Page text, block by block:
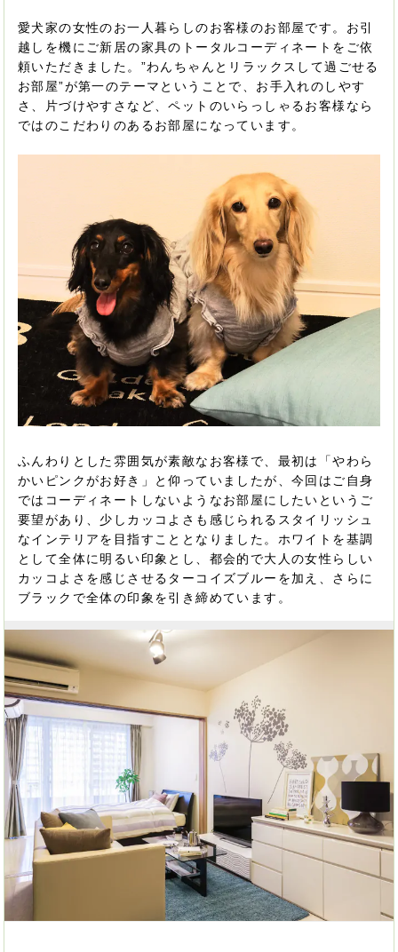
愛犬家の女性のお一人暮らしのお客様のお部屋です。お引
越しを機にご新居の家具のトータルコーディネートをご依
頼いただきました。”わんちゃんとリラックスして過ごせる
お部屋”が第一のテーマということで、お手入れのしやす
さ、片づけやすさなど、ペットのいらっしゃるお客様なら
ではのこだわりのあるお部屋になっています。
ふんわりとした雰囲気が素敵なお客様で、最初は「やわら
かいピンクがお好き」と仰っていましたが、今回はご自身
ではコーディネートしないようなお部屋にしたいというご
要望があり、少しカッコよさも感じられるスタイリッシュ
なインテリアを目指すこととなりました。ホワイトを基調
として全体に明るい印象とし、都会的で大人の女性らしい
カッコよさを感じさせるターコイズブルーを加え、さらに
ブラックで全体の印象を引き締めています。